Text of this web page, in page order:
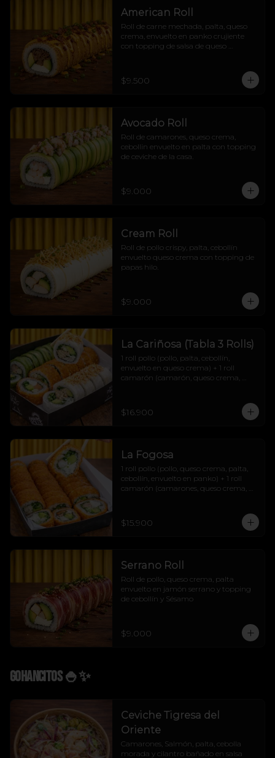
American Roll
Roll de carne mechada, palta, queso
crema, envuelto en panko crujiente
con topping de salsa de queso
$9.500
Avocado Roll
Roll de camarones, queso crema,
cebollin envuelto en palta con topping
de ceviche de la casa.
$9.000
Cream Roll
Roll de pollo crispy, palta, cebollín
envuelto queso crema con topping de
papas hilo.
$9.000
La Cariñosa (Tabla 3 Rolls)
1 roll pollo (pollo, palta, cebollín,
envuelto en queso crema) + 1 roll
camarón (camarón, queso crema,
cebollín, envuelto en panko) + 2 soyas
+2 teriyakis + 1 topping papas hilo.
$16.900
La Fogosa
1 roll pollo (pollo, queso crema, palta,
cebollín, envuelto en panko) + 1 roll
camarón (camarones, queso crema,
crema, palta, cebollín, envuelto en
panko) + 2 soyas + 2 teriyakis + 1
$15.900
Serrano Roll
Roll de pollo, queso crema, palta
envuelto en jamón serrano y topping
de cebollín y Sésamo
$9.000
Gohancitos 🍚✨
Ceviche Tigresa del
Oriente
Camarones, Salmón, palta, cebolla
morada y cilantro bañado en salsa